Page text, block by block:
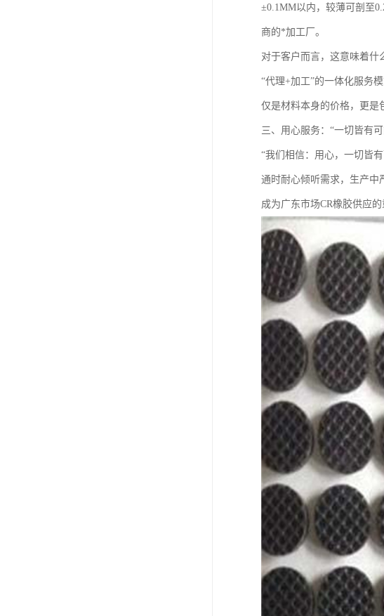
±0.1MM以内，较薄可剖至
商的*加工厂。
对于客户而言，这意味着什
“代理+加工”的一体化服务
仅是材料本身的价格，更是
三、用心服务：“一切皆有
“我们相信：用心，一切皆
通时耐心倾听需求，生产中
成为广东市场CR橡胶供应的